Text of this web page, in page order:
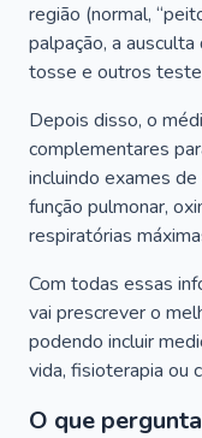
região (normal,
palpação, a
tosse e outros
Depois disso, o
complementares
incluindo exames
função pulmonar,
respiratórias
Com todas essas
vai prescrever o
podendo incluir
vida, fisioterapia ou
O que